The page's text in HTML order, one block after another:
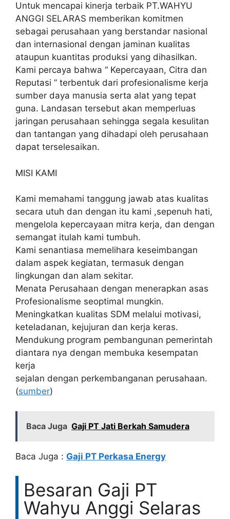
Untuk mencapai kinerja terbaik PT.WAHYU
ANGGI SELARAS memberikan komitmen
sebagai perusahaan yang berstandar nasional
dan internasional dengan jaminan kualitas
ataupun kuantitas produksi yang dihasilkan.
Kami percaya bahwa “ Kepercayaan, Citra dan
Reputasi ” terbentuk dari profesionalisme kerja
sumber daya manusia serta alat yang tepat
guna. Landasan tersebut akan memperluas
jaringan perusahaan sehingga segala kesulitan
dan tantangan yang dihadapi oleh perusahaan
dapat terselesaikan.
MISI KAMI
Kami memahami tanggung jawab atas kualitas
secara utuh dan dengan itu kami ,sepenuh hati,
mengelola kepercayaan mitra kerja, dan dengan
semangat itulah kami tumbuh.
Kami senantiasa memelihara keseimbangan
dalam aspek kegiatan, termasuk dengan
lingkungan dan alam sekitar.
Menata Perusahaan dengan menerapkan asas
Profesionalisme seoptimal mungkin.
Meningkatkan kualitas SDM melalui motivasi,
keteladanan, kejujuran dan kerja keras.
Mendukung program pembangunan pemerintah
diantara nya dengan membuka kesempatan
kerja
sejalan dengan perkembanganan perusahaan.
(sumber)
Baca Juga Gaji PT Jati Berkah Samudera
Baca Juga : Gaji PT Perkasa Energy
Besaran Gaji PT
Wahyu Anggi Selaras